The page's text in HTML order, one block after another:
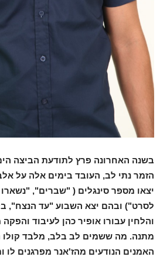
בשנה האחרונה פרץ לתודעת הביצה
הזמר נתי לב, העובד בימים אלה על
יצאו מספר סינגלים ( "שברים",
לסרט") ובהם יצא השבוע "עד הנצח",
והלחין עבורו אופיר כהן לעיבוד
מתנה. מה ששמים לב בלב, מלבד קולו
האמנים הנודעים מהז'אנר מפרגנים לו